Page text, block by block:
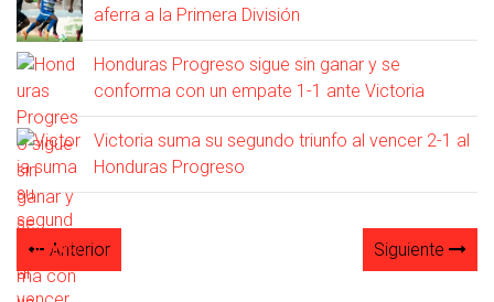
aferra a la Primera División
Honduras Progreso sigue sin ganar y se
conforma con un empate 1-1 ante Victoria
Victoria suma su segundo triunfo al vencer 2-1 al
Honduras Progreso
Anterior Siguiente